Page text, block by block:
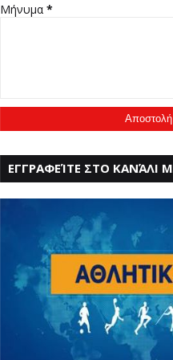
Μήνυμα *
ΕΓΓΡΑΦΕΊΤΕ ΣΤΟ ΚΑΝΆΛΙ